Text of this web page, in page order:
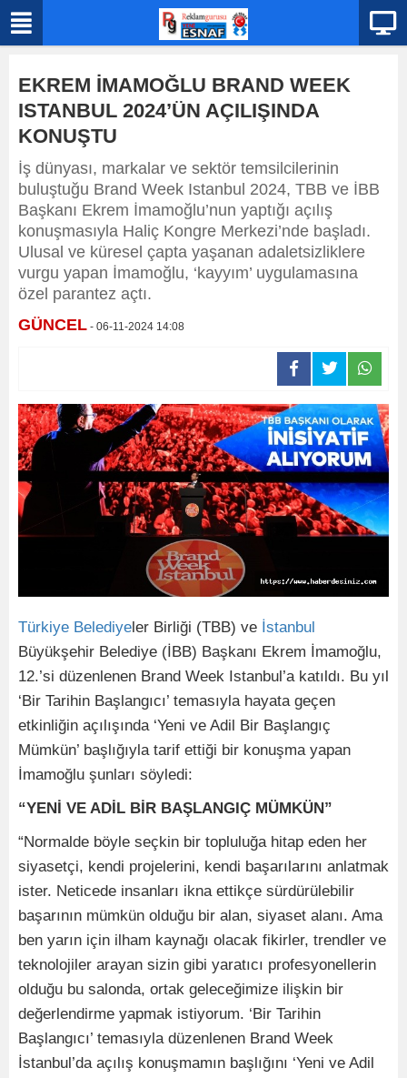
EKREM İMAMOĞLU BRAND WEEK
ISTANBUL 2024’ÜN AÇILIŞINDA
KONUŞTU
İş dünyası, markalar ve sektör temsilcilerinin
buluştuğu Brand Week Istanbul 2024, TBB ve İBB
Başkanı Ekrem İmamoğlu’nun yaptığı açılış
konuşmasıyla Haliç Kongre Merkezi’nde başladı.
Ulusal ve küresel çapta yaşanan adaletsizliklere
vurgu yapan İmamoğlu, ‘kayyım’ uygulamasına
özel parantez açtı.
GÜNCEL - 06-11-2024 14:08
Türkiye Belediye ler Birliği (TBB) ve İstanbul
Büyükşehir Belediye (İBB) Başkanı Ekrem İmamoğlu,
12.’si düzenlenen Brand Week Istanbul’a katıldı. Bu yıl
‘Bir Tarihin Başlangıcı’ temasıyla hayata geçen
etkinliğin açılışında ‘Yeni ve Adil Bir Başlangıç
Mümkün’ başlığıyla tarif ettiği bir konuşma yapan
İmamoğlu şunları söyledi:
“YENİ VE ADİL BİR BAŞLANGIÇ MÜMKÜN”
“Normalde böyle seçkin bir topluluğa hitap eden her
siyasetçi, kendi projelerini, kendi başarılarını anlatmak
ister. Neticede insanları ikna ettikçe sürdürülebilir
başarının mümkün olduğu bir alan, siyaset alanı. Ama
ben yarın için ilham kaynağı olacak fikirler, trendler ve
teknolojiler arayan sizin gibi yaratıcı profesyonellerin
olduğu bu salonda, ortak geleceğimize ilişkin bir
değerlendirme yapmak istiyorum. ‘Bir Tarihin
Başlangıcı’ temasıyla düzenlenen Brand Week
İstanbul’da açılış konuşmamın başlığını ‘Yeni ve Adil